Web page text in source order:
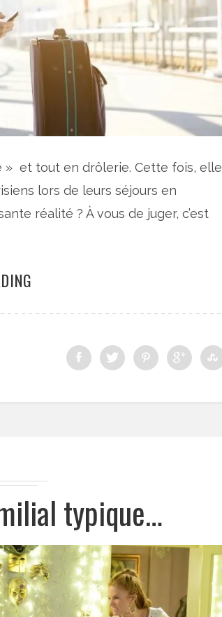
» et tout en drôlerie. Cette fois, elle
lors de leurs séjours en
réalité ? À vous de juger, c’est
typique…